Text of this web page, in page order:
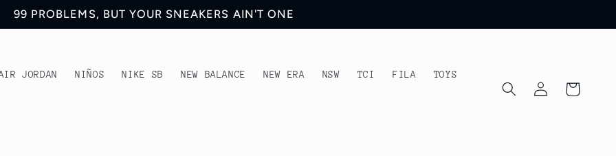
99 PROBLEMS, BUT YOUR SNEAKERS AIN'T ONE
JORDAN NIÑOS NIKE SB NEW BALANCE NEW ERA NSW TCI FILA TOYS
Iniciar
sesión
Carrito